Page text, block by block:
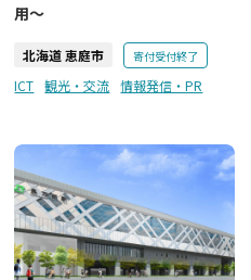
用～
北海道 恵庭市 寄付受付終了
ICT 観光・交流 情報発信・PR